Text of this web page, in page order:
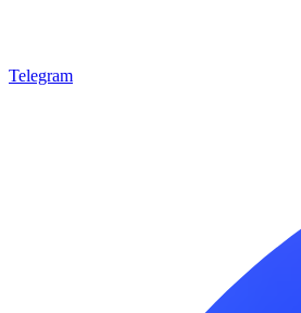
Telegram